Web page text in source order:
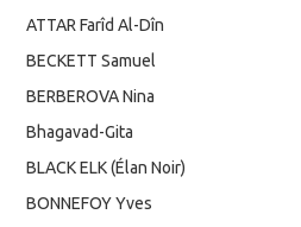
ATTAR Farîd Al-Dîn
BECKETT Samuel
BERBEROVA Nina
Bhagavad-Gita
BLACK ELK (Élan Noir)
BONNEFOY Yves